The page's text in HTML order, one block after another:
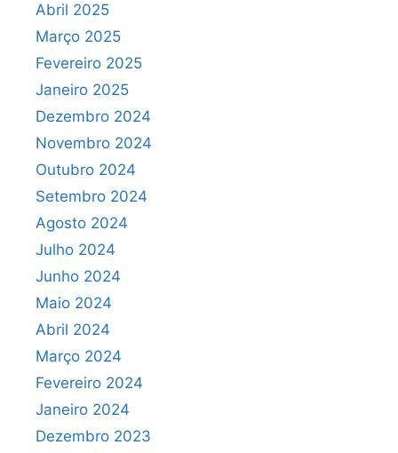
Abril 2025
Março 2025
Fevereiro 2025
Janeiro 2025
Dezembro 2024
Novembro 2024
Outubro 2024
Setembro 2024
Agosto 2024
Julho 2024
Junho 2024
Maio 2024
Abril 2024
Março 2024
Fevereiro 2024
Janeiro 2024
Dezembro 2023